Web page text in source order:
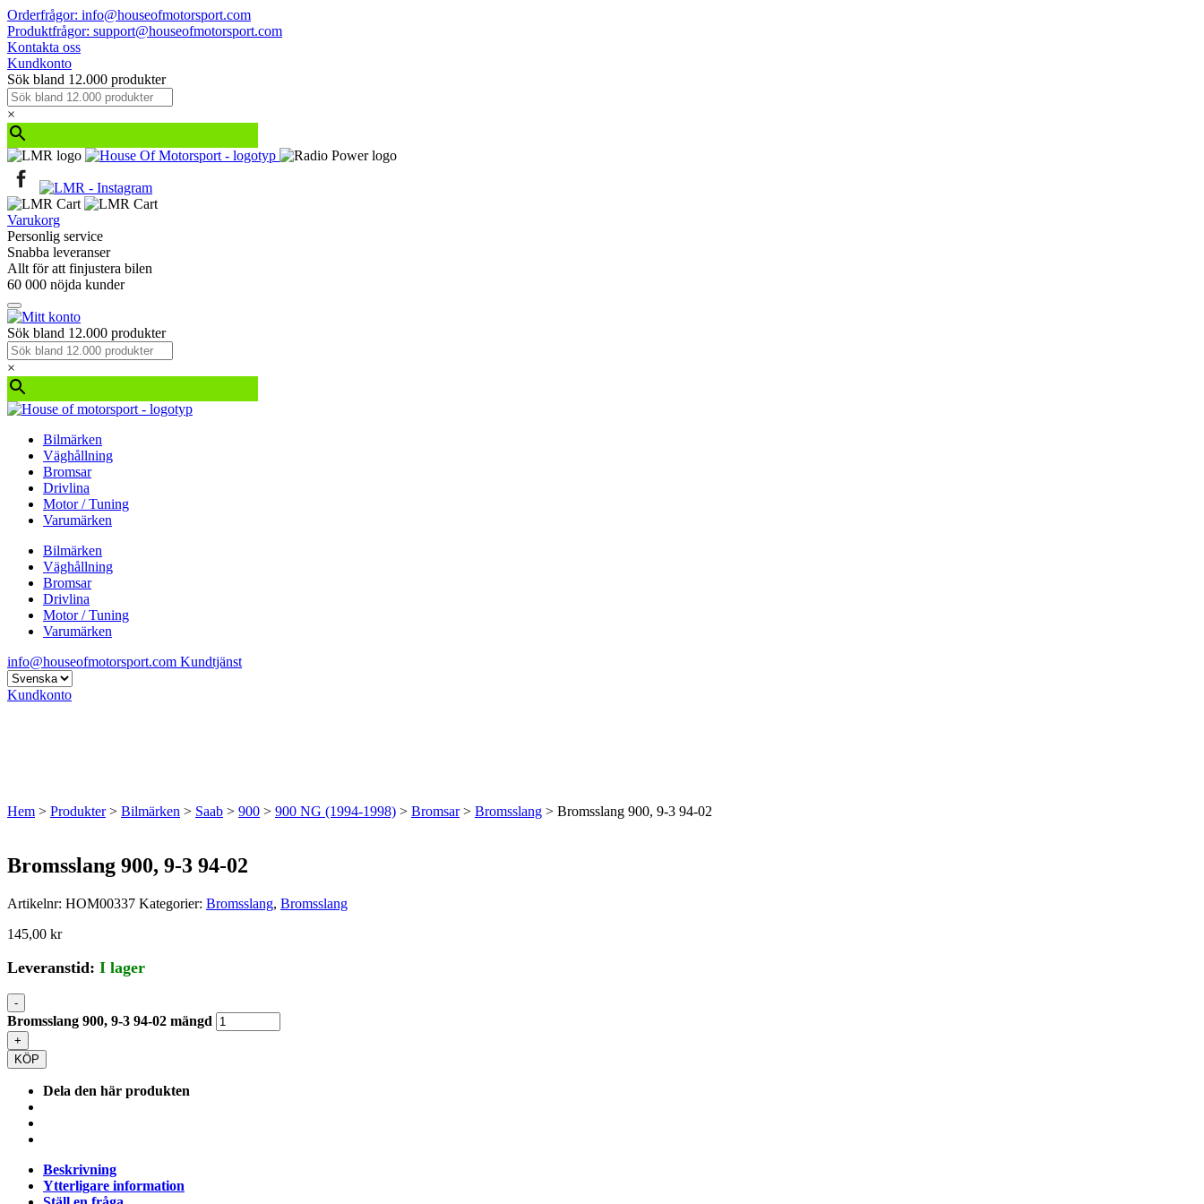
Orderfrågor: info@houseofmotorsport.com
Produktfrågor: support@houseofmotorsport.com
Kontakta oss
Kundkonto
Sök bland 12.000 produkter
×
Varukorg
Personlig service
Snabba leveranser
Allt för att finjustera bilen
60 000 nöjda kunder
Sök bland 12.000 produkter
×
Bilmärken
Väghållning
Bromsar
Drivlina
Motor / Tuning
Varumärken
Bilmärken
Väghållning
Bromsar
Drivlina
Motor / Tuning
Varumärken
info@houseofmotorsport.com Kundtjänst
Kundkonto
Hem > Produkter> Bilmärken > Saab > 900 > 900 NG (1994-1998) > Bromsar> Bromsslang > Bromsslang 900, 9-3 94-02
Bromsslang 900, 9-3 94-02
Artikelnr: HOM00337 Kategorier: Bromsslang, Bromsslang
145,00 kr
Leveranstid: I lager
-
Bromsslang 900, 9-3 94-02 mängd
+
KÖP
Dela den här produkten
Beskrivning
Ytterligare information